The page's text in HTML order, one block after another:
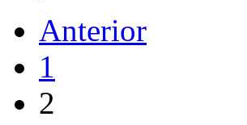
Anterior
1
2